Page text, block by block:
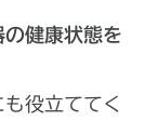
の健康状態を
も役立ててく